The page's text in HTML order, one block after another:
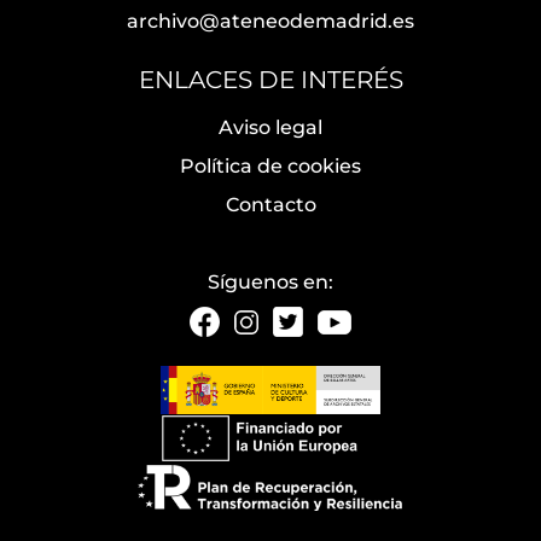
archivo@ateneodemadrid.es
ENLACES DE INTERÉS
Aviso legal
Política de cookies
Contacto
Síguenos en: